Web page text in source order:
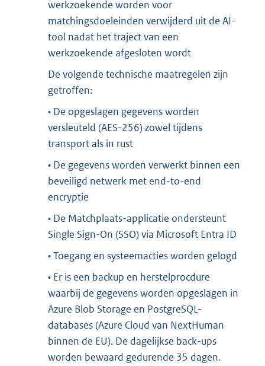
werkzoekende worden voor
matchingsdoeleinden verwijderd uit de AI-
tool nadat het traject van een
werkzoekende afgesloten wordt
De volgende technische maatregelen zijn
getroffen:
• De opgeslagen gegevens worden
versleuteld (AES-256) zowel tijdens
transport als in rust
• De gegevens worden verwerkt binnen een
beveiligd netwerk met end-to-end
encryptie
• De Matchplaats-applicatie ondersteunt
Single Sign-On (SSO) via Microsoft Entra ID
• Toegang en systeemacties worden gelogd
• Er is een backup en herstelprocdure
waarbij de gegevens worden opgeslagen in
Azure Blob Storage en PostgreSQL-
databases (Azure Cloud van NextHuman
binnen de EU). De dagelijkse back-ups
worden bewaard gedurende 35 dagen.